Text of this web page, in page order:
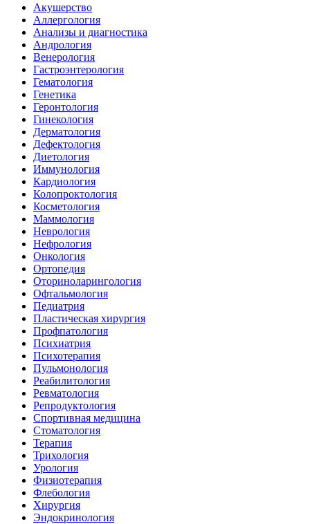
Акушерство
Аллергология
Анализы и диагностика
Андрология
Венерология
Гастроэнтерология
Гематология
Генетика
Геронтология
Гинекология
Дерматология
Дефектология
Диетология
Иммунология
Кардиология
Колопроктология
Косметология
Маммология
Неврология
Нефрология
Онкология
Ортопедия
Оториноларингология
Офтальмология
Педиатрия
Пластическая хирургия
Профпатология
Психиатрия
Психотерапия
Пульмонология
Реабилитология
Ревматология
Репродуктология
Спортивная медицина
Стоматология
Терапия
Трихология
Урология
Физиотерапия
Флебология
Хирургия
Эндокринология